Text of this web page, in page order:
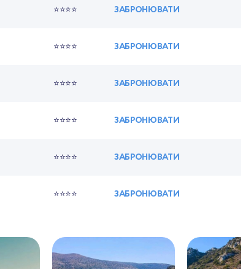
⭐⭐⭐⭐ ЗАБРОНЮВАТИ
⭐⭐⭐⭐ ЗАБРОНЮВАТИ
⭐⭐⭐⭐ ЗАБРОНЮВАТИ
⭐⭐⭐⭐ ЗАБРОНЮВАТИ
⭐⭐⭐⭐ ЗАБРОНЮВАТИ
⭐⭐⭐⭐ ЗАБРОНЮВАТИ